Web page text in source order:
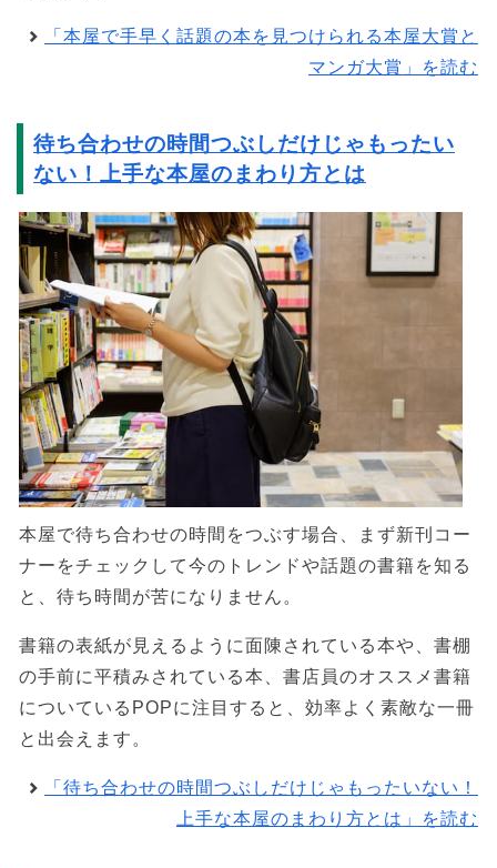
「本屋で手早く話題の本を見つけられる本屋大賞と
マンガ大賞」を読む
待ち合わせの時間つぶしだけじゃもったい
ない！上手な本屋のまわり方とは
本屋で待ち合わせの時間をつぶす場合、まず新刊コー
ナーをチェックして今のトレンドや話題の書籍を知る
と、待ち時間が苦になりません。
書籍の表紙が見えるように面陳されている本や、書棚
の手前に平積みされている本、書店員のオススメ書籍
についているPOPに注目すると、効率よく素敵な一冊
と出会えます。
「待ち合わせの時間つぶしだけじゃもったいない！
上手な本屋のまわり方とは」を読む